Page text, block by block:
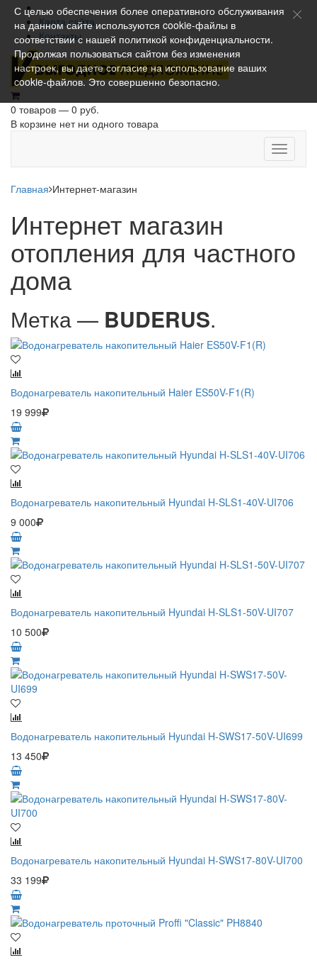
Карта сайта
Контакты
0 товаров — 0 руб.
В корзине нет ни одного товара
Toggle
Главная Интернет-магазин
Интернет магазин
отопления для частного
дома
Метка — BUDERUS.
Водонагреватель накопительный Haier ES50V-F1(R)
19 999
Водонагреватель накопительный Hyundai H-SLS1-40V-UI706
9 000
Водонагреватель накопительный Hyundai H-SLS1-50V-UI707
10 500
Водонагреватель накопительный Hyundai H-SWS17-50V-UI699
13 450
Водонагреватель накопительный Hyundai H-SWS17-80V-UI700
33 199
С целью обеспечения более оперативного обслуживания
на данном сайте используются cookie-файлы в
соответствии с нашей политикой конфиденциальности.
Продолжая пользоваться сайтом без изменения
настроек, вы даете согласие на использование ваших
cookie-файлов. Это совершенно безопасно.